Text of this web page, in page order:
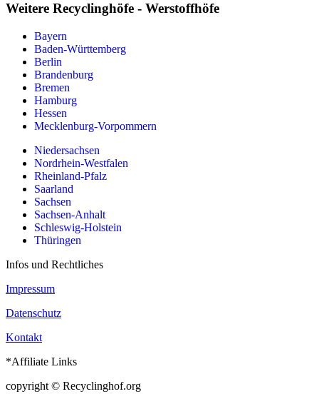
Weitere Recyclinghöfe - Werstoffhöfe
Bayern
Baden-Württemberg
Berlin
Brandenburg
Bremen
Hamburg
Hessen
Mecklenburg-Vorpommern
Niedersachsen
Nordrhein-Westfalen
Rheinland-Pfalz
Saarland
Sachsen
Sachsen-Anhalt
Schleswig-Holstein
Thüringen
Infos und Rechtliches
Impressum
Datenschutz
Kontakt
*Affiliate Links
copyright © Recyclinghof.org